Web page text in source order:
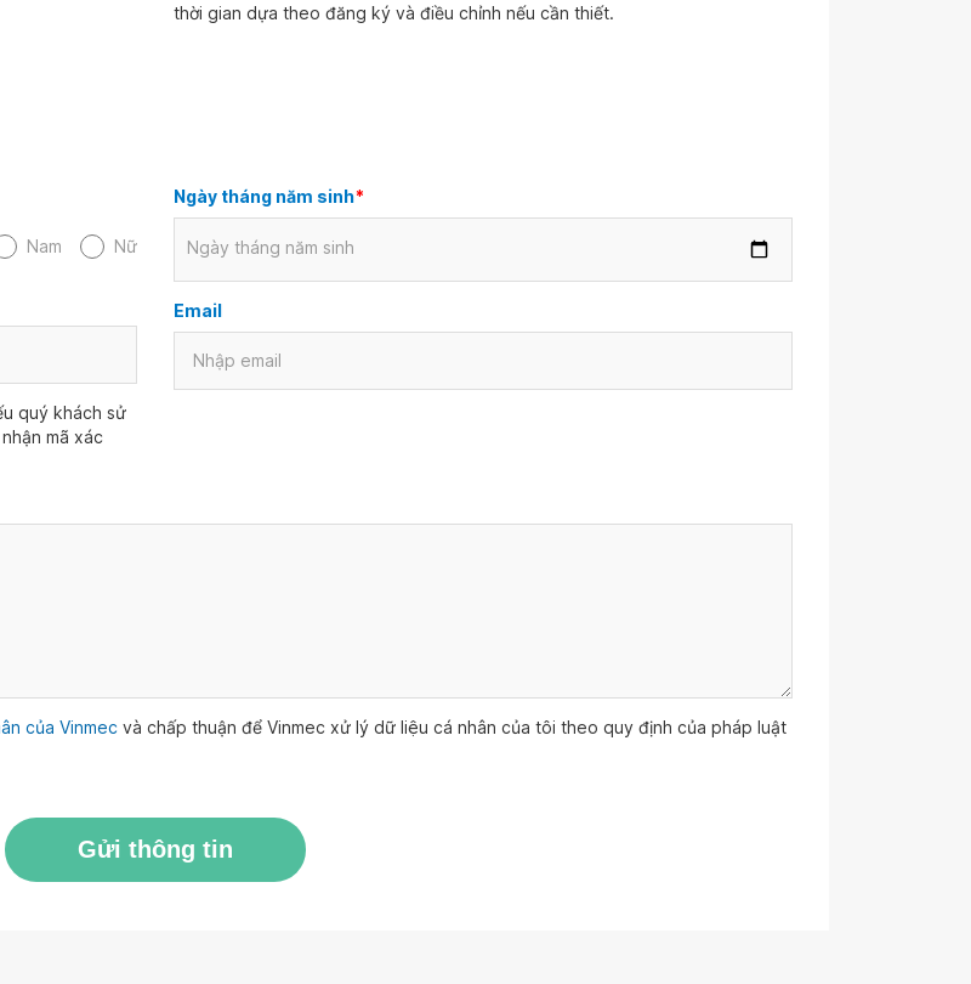
thời gian dựa theo đăng ký và điều chỉnh nếu cần thiết.
Nam Nữ
quý khách sử
mã xác
Ngày tháng năm sinh*
Ngày tháng năm sinh
Email
của Vinmec và chấp thuận để Vinmec xử lý dữ liệu cá nhân của tôi theo quy định của pháp luật
Gửi thông tin